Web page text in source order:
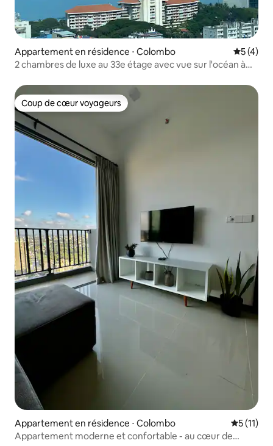
Appartement en résidence ⋅ Colombo
5 (4)
2 chambres de luxe au 33e étage avec vue sur l'océan à
Coup de cœur voyageurs
Coup de cœur voyageurs
Appartement en résidence ⋅ Colombo
5 (11)
Appartement moderne et confortable - au cœur de